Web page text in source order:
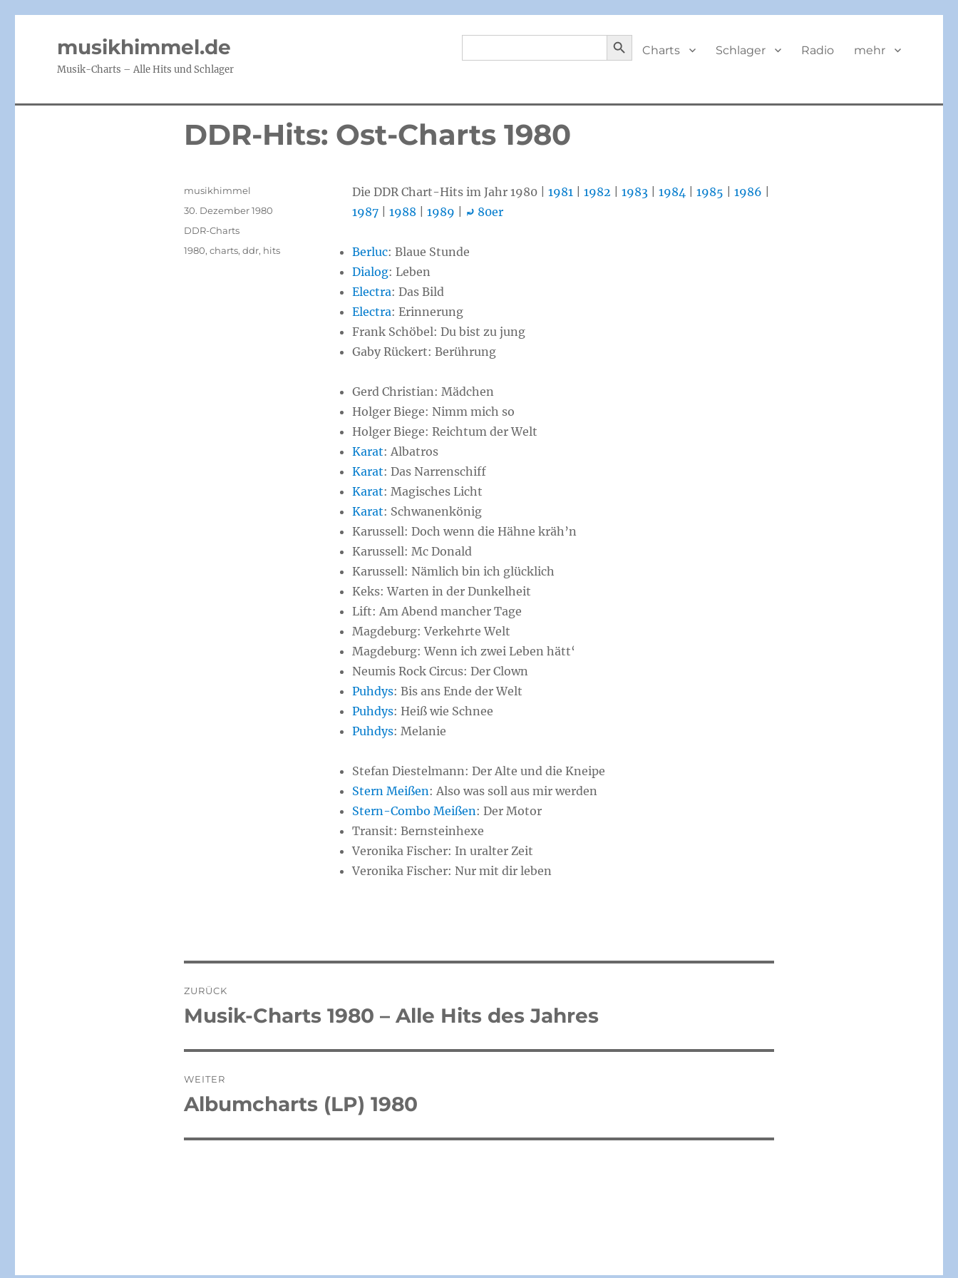
musikhimmel.de
Musik-Charts – Alle Hits und Schlager
Search
SEARCH BUTTON
Charts
Schlager Radio mehr
DDR-Hits: Ost-Charts 1980
Die DDR Chart-Hits im Jahr 1980 |1981 |1982 |1983 |1984 |1985 |1986
1987 |1988 |1989 ⤾ 80er
Berluc: Blaue Stunde
Dialog: Leben
Electra: Das Bild
Electra: Erinnerung
Frank Schöbel: Du bist zu jung
Gaby Rückert: Berührung
Gerd Christian: Mädchen
Holger Biege: Nimm mich so
Holger Biege: Reichtum der Welt
Karat: Albatros
Karat: Das Narrenschiff
Karat: Magisches Licht
Karat: Schwanenkönig
Karussell: Doch wenn die Hähne kräh’n
Karussell: Mc Donald
Karussell: Nämlich bin ich glücklich
Keks: Warten in der Dunkelheit
Lift: Am Abend mancher Tage
Magdeburg: Verkehrte Welt
Magdeburg: Wenn ich zwei Leben hätt‘
Neumis Rock Circus: Der Clown
Puhdys: Bis ans Ende der Welt
Puhdys: Heiß wie Schnee
Puhdys: Melanie
Stefan Diestelmann: Der Alte und die Kneipe
Stern Meißen: Also was soll aus mir werden
Stern-Combo Meißen: Der Motor
Transit: Bernsteinhexe
Veronika Fischer: In uralter Zeit
Veronika Fischer: Nur mit dir leben
Autor
musikhimmel
Veröffentlicht
am
30. Dezember 1980
Kategorien
DDR-Charts
Schlagwörter
1980, charts, ddr, hits
ZURÜCK
Vorheriger
Musik-Charts 1980 – Alle Hits des Jahres
WEITER
Nächster
Albumcharts (LP) 1980